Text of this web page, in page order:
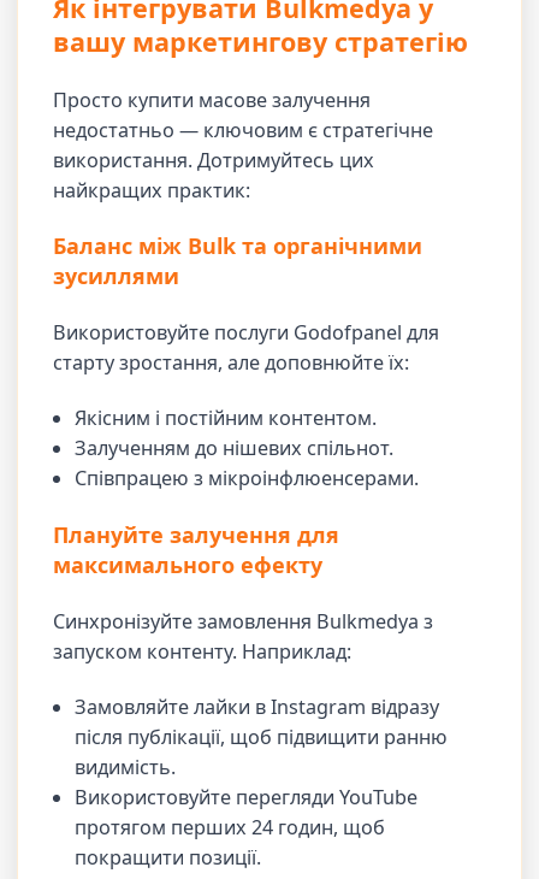
Як інтегрувати Bulkmedya у
вашу маркетингову стратегію
Просто купити масове залучення
недостатньо — ключовим є стратегічне
використання. Дотримуйтесь цих
найкращих практик:
Баланс між Bulk та органічними
зусиллями
Використовуйте послуги Godofpanel для
старту зростання, але доповнюйте їх:
Якісним і постійним контентом.
Залученням до нішевих спільнот.
Співпрацею з мікроінфлюенсерами.
Плануйте залучення для
максимального ефекту
Синхронізуйте замовлення Bulkmedya з
запуском контенту. Наприклад:
Замовляйте лайки в Instagram відразу
після публікації, щоб підвищити ранню
видимість.
Використовуйте перегляди YouTube
протягом перших 24 годин, щоб
покращити позиції.